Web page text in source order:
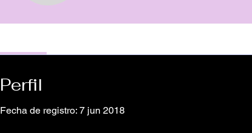
Perfil
Fecha de registro: 7 jun 2018